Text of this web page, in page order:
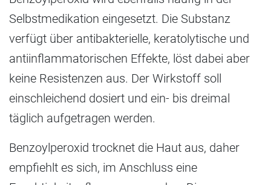
Selbstmedikation eingesetzt. Die Substanz
verfügt über antibakterielle, keratolytische und
antiinflammatorischen Effekte, löst dabei aber
keine Resistenzen aus. Der Wirkstoff soll
einschleichend dosiert und ein- bis dreimal
täglich aufgetragen werden.
Benzoylperoxid trocknet die Haut aus, daher
empfiehlt es sich, im Anschluss eine